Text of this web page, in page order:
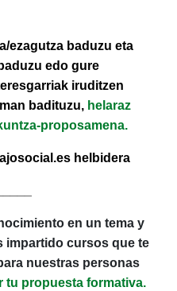
ezagutza baduzu eta
edo gure
iruditzen
badituzu, helaraz
proposamena.
helbidera
en un tema y
impartido cursos que te
nuestras personas
tu propuesta formativa.